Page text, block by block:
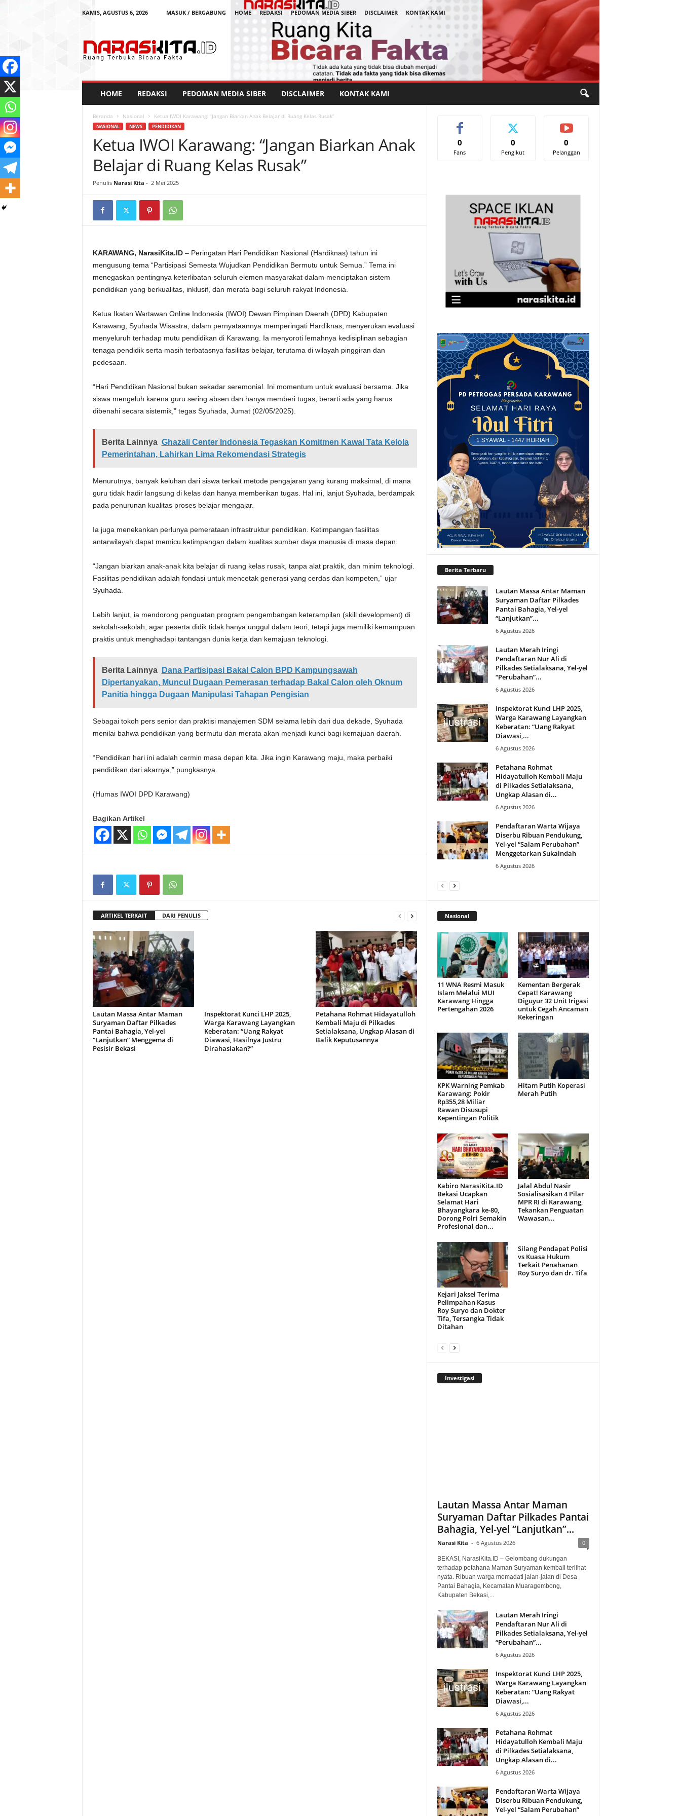
KAMIS, AGUSTUS 6, 2026 MASUK / BERGABUNG HOME REDAKSI PEDOMAN MEDIA SIBER DISCLAIMER
KONTAK KAMI
a
HOME REDAKSI PEDOMAN MEDIA SIBER DISCLAIMER KONTAK KAMI
Beranda Nasional Ketua IWOI Karawang: “Jangan Biarkan Anak Belajar di Ruang Kelas Rusak”
NASIONAL NEWS PENDIDIKAN
Ketua IWOI Karawang: “Jangan Biarkan Anak
Belajar di Ruang Kelas Rusak”
Penulis Narasi Kita - 2 Mei 2025
KARAWANG, NarasiKita.ID– Peringatan Hari Pendidikan Nasional (Hardiknas) tahun ini
mengusung tema “Partisipasi Semesta Wujudkan Pendidikan Bermutu untuk Semua.” Tema ini
menegaskan pentingnya keterlibatan seluruh elemen masyarakat dalam menciptakan sistem
pendidikan yang berkualitas, inklusif, dan merata bagi seluruh rakyat Indonesia.
Ketua Ikatan Wartawan Online Indonesia (IWOI) Dewan Pimpinan Daerah (DPD) Kabupaten
Karawang, Syuhada Wisastra, dalam pernyataannya memperingati Hardiknas, menyerukan evaluasi
menyeluruh terhadap mutu pendidikan di Karawang. Ia menyoroti lemahnya kedisiplinan sebagian
tenaga pendidik serta masih terbatasnya fasilitas belajar, terutama di wilayah pinggiran dan
pedesaan.
“Hari Pendidikan Nasional bukan sekadar seremonial. Ini momentum untuk evaluasi bersama. Jika
siswa mengeluh karena guru sering absen dan hanya memberi tugas, berarti ada yang harus
dibenahi secara sistemik,” tegas Syuhada, Jumat (02/05/2025).
Berita Lainnya Ghazali Center Indonesia Tegaskan Komitmen Kawal Tata Kelola
Pemerintahan, Lahirkan Lima Rekomendasi Strategis
Menurutnya, banyak keluhan dari siswa terkait metode pengajaran yang kurang maksimal, di mana
guru tidak hadir langsung di kelas dan hanya memberikan tugas. Hal ini, lanjut Syuhada, berdampak
pada penurunan kualitas proses belajar mengajar.
Ia juga menekankan perlunya pemerataan infrastruktur pendidikan. Ketimpangan fasilitas
antarwilayah dapat memicu ketimpangan dalam kualitas sumber daya manusia di masa depan.
“Jangan biarkan anak-anak kita belajar di ruang kelas rusak, tanpa alat praktik, dan minim teknologi.
Fasilitas pendidikan adalah fondasi untuk mencetak generasi yang cerdas dan kompeten,” ujar
Syuhada.
Lebih lanjut, ia mendorong penguatan program pengembangan keterampilan (skill development) di
sekolah-sekolah, agar peserta didik tidak hanya unggul dalam teori, tetapi juga memiliki kemampuan
praktis untuk menghadapi tantangan dunia kerja dan kemajuan teknologi.
Berita Lainnya
Dana Partisipasi Bakal Calon BPD Kampungsawah
Dipertanyakan, Muncul Dugaan Pemerasan terhadap Bakal Calon oleh Oknum
Panitia hingga Dugaan Manipulasi Tahapan Pengisian
Sebagai tokoh pers senior dan praktisi manajemen SDM selama lebih dari dua dekade, Syuhada
menilai bahwa pendidikan yang bermutu dan merata akan menjadi kunci bagi kemajuan daerah.
“Pendidikan hari ini adalah cermin masa depan kita. Jika ingin Karawang maju, maka perbaiki
pendidikan dari akarnya,” pungkasnya.
(Humas IWOI DPD Karawang)
Bagikan Artikel
ARTIKEL TERKAIT DARI PENULIS
Lautan Massa Antar Maman
Suryaman Daftar Pilkades
Pantai Bahagia, Yel-yel
“Lanjutkan” Menggema di
Pesisir Bekasi
Inspektorat Kunci LHP 2025,
Warga Karawang Layangkan
Keberatan: “Uang Rakyat
Diawasi, Hasilnya Justru
Dirahasiakan?”
Petahana Rohmat Hidayatulloh
Kembali Maju di Pilkades
Setialaksana, Ungkap Alasan di
Balik Keputusannya
0
Fans
0
Pengikut
0
Pelanggan
Berita Terbaru
Lautan Massa Antar Maman
Suryaman Daftar Pilkades
Pantai Bahagia, Yel-yel
“Lanjutkan”...
6 Agustus 2026
Lautan Merah Iringi
Pendaftaran Nur Ali di
Pilkades Setialaksana, Yel-yel
“Perubahan”...
6 Agustus 2026
Inspektorat Kunci LHP 2025,
Warga Karawang Layangkan
Keberatan: “Uang Rakyat
Diawasi,...
6 Agustus 2026
Petahana Rohmat
Hidayatulloh Kembali Maju
di Pilkades Setialaksana,
Ungkap Alasan di...
6 Agustus 2026
Pendaftaran Warta Wijaya
Diserbu Ribuan Pendukung,
Yel-yel “Salam Perubahan”
Menggetarkan Sukaindah
6 Agustus 2026
Nasional
11 WNA Resmi Masuk
Islam Melalui MUI
Karawang Hingga
Pertengahan 2026
Kementan Bergerak
Cepat! Karawang
Diguyur 32 Unit Irigasi
untuk Cegah Ancaman
Kekeringan
KPK Warning Pemkab
Karawang: Pokir
Rp355,28 Miliar
Rawan Disusupi
Kepentingan Politik
Hitam Putih Koperasi
Merah Putih
Kabiro NarasiKita.ID
Bekasi Ucapkan
Selamat Hari
Bhayangkara ke-80,
Dorong Polri Semakin
Profesional dan...
Jalal Abdul Nasir
Sosialisasikan 4 Pilar
MPR RI di Karawang,
Tekankan Penguatan
Wawasan...
Kejari Jaksel Terima
Pelimpahan Kasus
Roy Suryo dan Dokter
Tifa, Tersangka Tidak
Ditahan
Silang Pendapat Polisi
vs Kuasa Hukum
Terkait Penahanan
Roy Suryo dan dr. Tifa
Investigasi
Lautan Massa Antar Maman
Suryaman Daftar Pilkades Pantai
Bahagia, Yel-yel “Lanjutkan”...
Narasi Kita - 6 Agustus 2026 0
BEKASI, NarasiKita.ID – Gelombang dukungan
terhadap petahana Maman Suryaman kembali terlihat
nyata. Ribuan warga memadati jalan-jalan di Desa
Pantai Bahagia, Kecamatan Muaragembong,
Kabupaten Bekasi,...
Lautan Merah Iringi
Pendaftaran Nur Ali di
Pilkades Setialaksana, Yel-yel
“Perubahan”...
6 Agustus 2026
Inspektorat Kunci LHP 2025,
Warga Karawang Layangkan
Keberatan: “Uang Rakyat
Diawasi,...
6 Agustus 2026
Petahana Rohmat
Hidayatulloh Kembali Maju
di Pilkades Setialaksana,
Ungkap Alasan di...
6 Agustus 2026
Pendaftaran Warta Wijaya
Diserbu Ribuan Pendukung,
Yel-yel “Salam Perubahan”